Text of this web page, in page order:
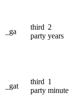
_ga
third
party
2
years
_gat
third
party
1
minute